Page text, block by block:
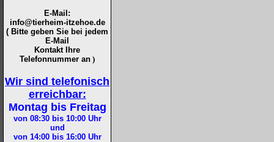
E-Mail:
info@tierheim-itzehoe.de
( Bitte geben Sie bei jedem
E-Mail
Kontakt Ihre
Telefonnummer an )
Wir sind telefonisch
erreichbar:
Montag bis Freitag
von 08:30 bis 10:00Uhr
und
von 14:00 bis 16:00Uhr